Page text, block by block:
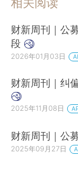
相关阅读
财新周刊｜公
段
2026年01月03日
财新周刊｜纠
2025年11月08日
财新周刊｜公
2025年09月27日